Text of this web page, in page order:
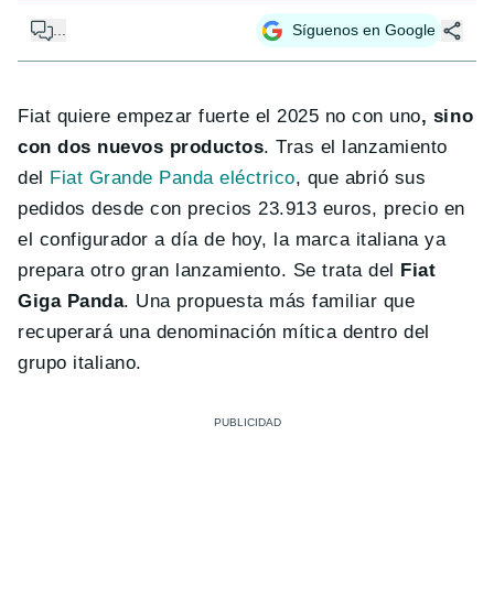
... Síguenos en Google
Fiat quiere empezar fuerte el 2025 no con uno, sino
con dos nuevos productos. Tras el lanzamiento
del
Fiat Grande Panda eléctrico, que abrió sus
pedidos desde con precios 23.913 euros, precio en
el configurador a día de hoy, la marca italiana ya
prepara otro gran lanzamiento. Se trata del
Fiat
Giga Panda. Una propuesta más familiar que
recuperará una denominación mítica dentro del
grupo italiano.